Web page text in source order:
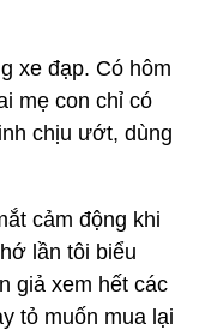
xe đạp. Có hôm
mẹ con chỉ có
chịu ướt, dùng
cảm động khi
lần tôi biểu
giả xem hết các
tỏ muốn mua lại